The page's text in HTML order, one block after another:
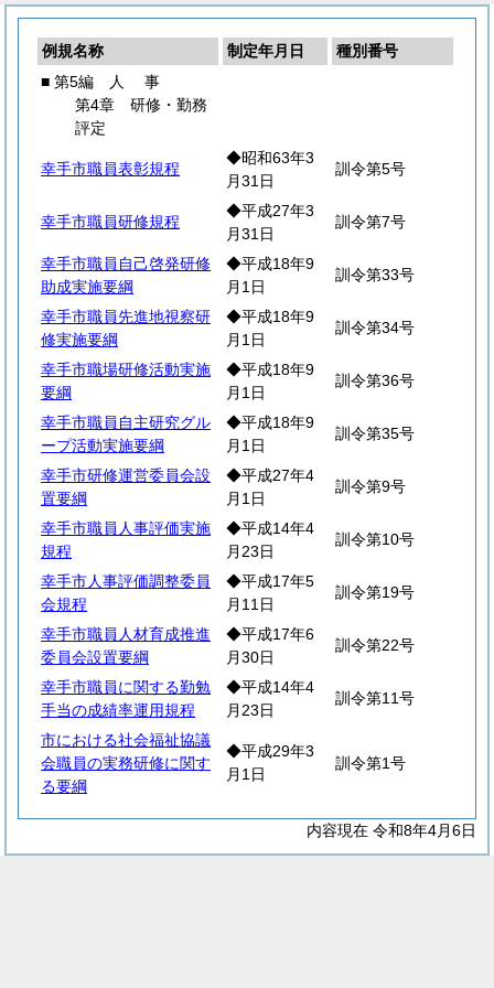
例規名称 制定年月日
種別番号
■ 第5編
人 事
第4章 研修・勤務
評定
幸手市職員表彰規程
◆昭和63年3
月31日
訓令第5号
幸手市職員研修規程
◆平成27年3
月31日
訓令第7号
幸手市職員自己啓発研修
助成実施要綱
◆平成18年9
月1日
訓令第33号
幸手市職員先進地視察研
修実施要綱
◆平成18年9
月1日
訓令第34号
幸手市職場研修活動実施
要綱
◆平成18年9
月1日
訓令第36号
幸手市職員自主研究グル
ープ活動実施要綱
◆平成18年9
月1日
訓令第35号
幸手市研修運営委員会設
置要綱
◆平成27年4
月1日
訓令第9号
幸手市職員人事評価実施
規程
◆平成14年4
月23日
訓令第10号
幸手市人事評価調整委員
会規程
◆平成17年5
月11日
訓令第19号
幸手市職員人材育成推進
委員会設置要綱
◆平成17年6
月30日
訓令第22号
幸手市職員に関する勤勉
手当の成績率運用規程
◆平成14年4
月23日
訓令第11号
市における社会福祉協議
会職員の実務研修に関す
る要綱
◆平成29年3
月1日
訓令第1号
内容現在 令和8年4月6日